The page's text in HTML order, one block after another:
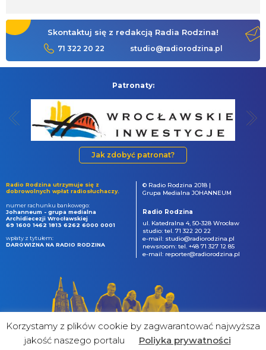
Skontaktuj się z redakcją Radia Rodzina!
71 322 20 22 studio@radiorodzina.pl
Patronaty:
Jak zdobyć patronat?
Radio Rodzina utrzymuje się z
dobrowolnych wpłat radiosłuchaczy.
numer rachunku bankowego:
Johanneum - grupa medialna
Archidiecezji Wrocławskiej
69 1600 1462 1813 6262 6000 0001
wpłaty z tytułem:
DAROWIZNA NA RADIO RODZINA
© Radio Rodzina 2018 |
Grupa Medialna JOHANNEUM
Radio Rodzina
ul. Katedralna 4, 50-328 Wrocław
studio: tel. 71 322 20 22
e-mail: studio@radiorodzina.pl
newsroom: tel. +48 71 327 12 85
e-mail: reporter@radiorodzina.pl
Korzystamy z plików cookie by zagwarantować najwyższa
jakość naszego portalu
Poliyka prywatności